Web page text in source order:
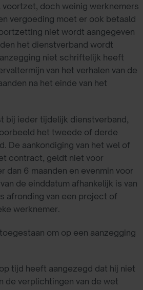
doch weinig werknemers
vergoeding moet er ook betaald
niet wordt aangegeven
het dienstverband wordt
niet schriftelijk heeft
van het verhalen van de
na het einde van het
bij ieder tijdelijk dienstverband,
het tweede of derde
De aankondiging van het wel of
contract, geldt niet voor
dan 6 maanden en evenmin voor
de einddatum afhankelijk is van
afronding van een project of
werknemer.
om op een aanzegging
tijd heeft aangezegd dat hij niet
de verplichtingen van de wet